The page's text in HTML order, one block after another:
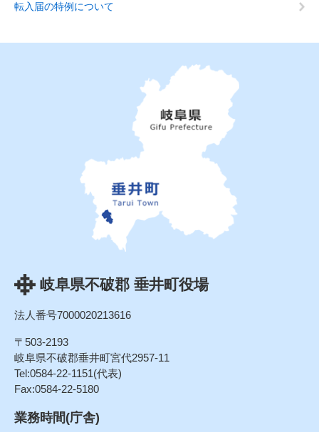
転入届の特例について
岐阜県不破郡 垂井町役場
法人番号7000020213616
〒503-2193
岐阜県不破郡垂井町宮代2957-11
Tel:0584-22-1151(代表)
Fax:0584-22-5180
業務時間(庁舎)